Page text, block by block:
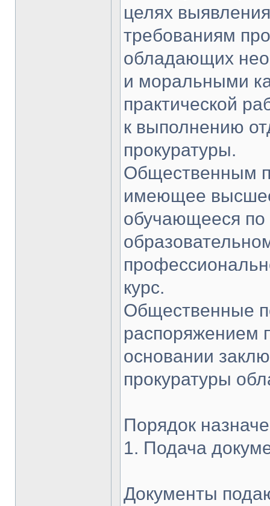
целях
требованиям
обладающих
и моральными
практической
к выполнению
прокуратуры.
Общественным
имеющее
обучающееся по
курс.
Общественные
распоряжением
основании
прокуратуры
Порядок
1. Подача
Документы